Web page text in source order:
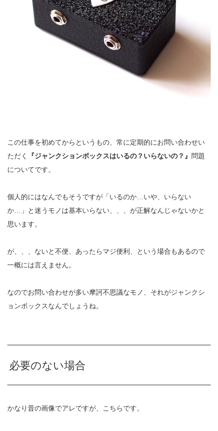
この仕事を初めてからというもの、常に定期的にお問い合わせい
ただく
『ジャンクションボックスはいるの？いらないの？』 問題
についてです。
個人的にはなんでもそうですが「いるのか…いや、いらない
か…」と迷うモノは基本いらない、、、が正解なんじゃないかと
思います。
が、、、ないと不便、あったらマジ便利、という場合もあるので
一概には言えません。
なのでお問い合わせが多い摩訶不思議なモノ、それがジャンクシ
ョンボックスなんでしょうね。
必要のない場合
かなり昔の画像でアレですが、こちらです。